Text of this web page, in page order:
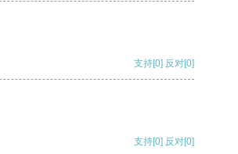
支持[0] 反对[0]
支持[0] 反对[0]